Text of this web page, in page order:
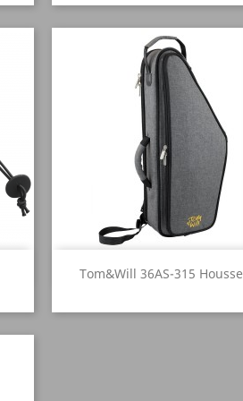
Tom&Will 36AS-315
Aperçu rapide